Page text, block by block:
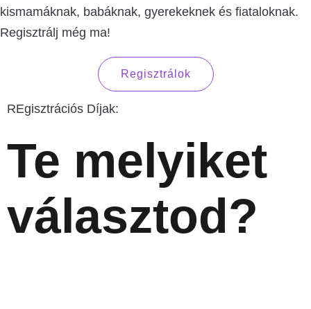
kismamáknak, babáknak, gyerekeknek és fiataloknak.
Regisztrálj még ma!
Regisztrálok
REgisztrációs Díjak:
Te melyiket
választod?